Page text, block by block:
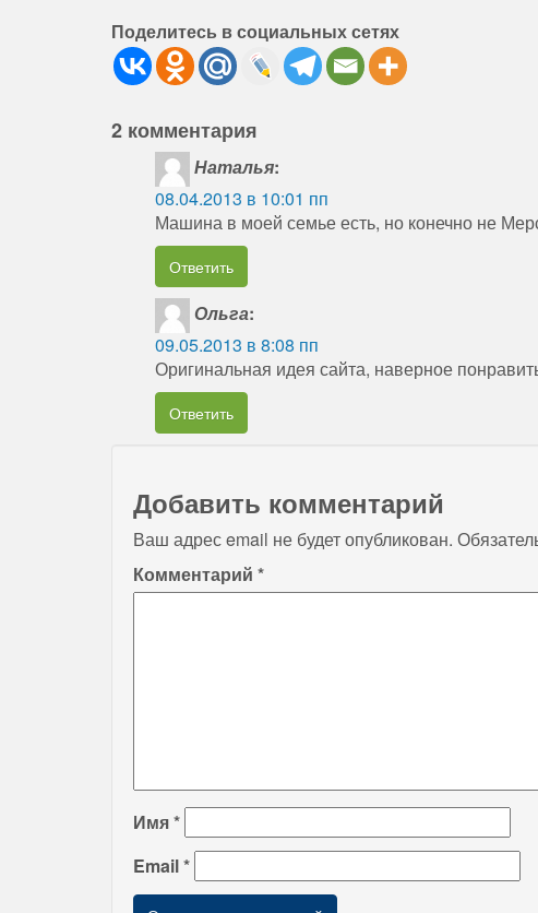
Поделитесь в социальных сетях
2 комментария
Наталья:
08.04.2013 в 10:01 пп
Машина в моей семье есть, но конечно не
Ответить
Ольга:
09.05.2013 в 8:08 пп
Оригинальная идея сайта, наверное
Ответить
Добавить комментарий
Ваш адрес email не будет опубликован.
Комментарий *
Имя*
Email*